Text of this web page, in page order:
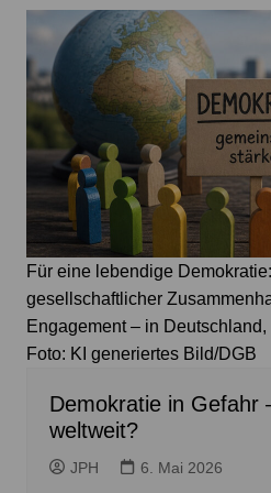
Für eine lebendige
gesellschaftlicher
Engagement – in
Foto: KI generiertes Bild/DGB
Demokratie in Gefahr
weltweit?
JPH 6. Mai 2026